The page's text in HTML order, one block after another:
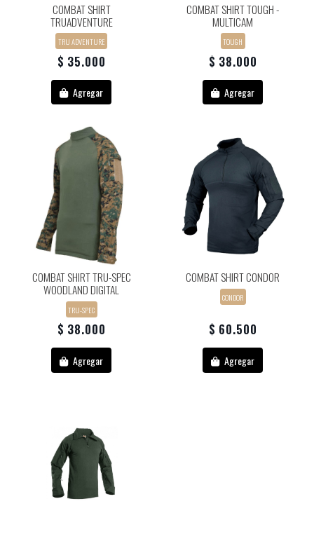
COMBAT SHIRT
TRUADVENTURE
TRU ADVENTURE
$ 35.000
Agregar
COMBAT SHIRT TOUGH -
MULTICAM
TOUGH
$ 38.000
Agregar
COMBAT SHIRT TRU-SPEC
WOODLAND DIGITAL
TRU-SPEC
$ 38.000
Agregar
COMBAT SHIRT CONDOR
CONDOR
$ 60.500
Agregar